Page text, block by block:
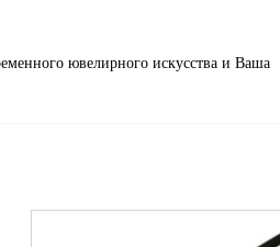
ювелирного искусства и Ваша